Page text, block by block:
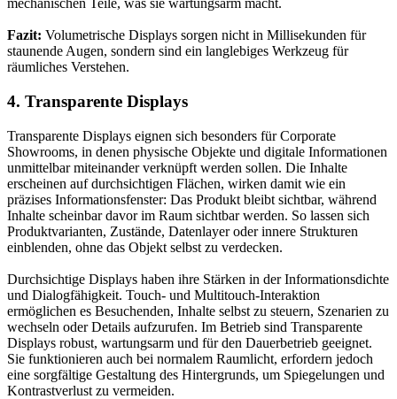
mechanischen Teile, was sie wartungsarm macht.
Fazit: Volumetrische Displays sorgen nicht in Millisekunden für
staunende Augen, sondern sind ein langlebiges Werkzeug für
räumliches Verstehen.
4. Transparente Displays
Transparente Displays eignen sich besonders für Corporate
Showrooms, in denen physische Objekte und digitale Informationen
unmittelbar miteinander verknüpft werden sollen. Die Inhalte
erscheinen auf durchsichtigen Flächen, wirken damit wie ein
präzises Informationsfenster: Das Produkt bleibt sichtbar, während
Inhalte scheinbar davor im Raum sichtbar werden. So lassen sich
Produktvarianten, Zustände, Datenlayer oder innere Strukturen
einblenden, ohne das Objekt selbst zu verdecken.
Durchsichtige Displays haben ihre Stärken in der Informationsdichte
und Dialogfähigkeit. Touch- und Multitouch-Interaktion
ermöglichen es Besuchenden, Inhalte selbst zu steuern, Szenarien zu
wechseln oder Details aufzurufen. Im Betrieb sind Transparente
Displays robust, wartungsarm und für den Dauerbetrieb geeignet.
Sie funktionieren auch bei normalem Raumlicht, erfordern jedoch
eine sorgfältige Gestaltung des Hintergrunds, um Spiegelungen und
Kontrastverlust zu vermeiden.